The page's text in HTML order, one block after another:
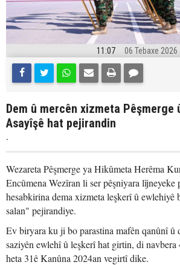
11:07 06 Tebaxe 2026
Dem û mercên xizmeta Pêşmerge
Asayîşê hat pejirandin
.
Wezareta Pêşmerge ya Hikûmeta Herêma
Encûmena Wezîran li ser pêşniyara lîjneyeke
hesabkirina dema xizmeta leşkerî û ewlehiyê
salan" pejirandiye.
Ev biryara ku ji bo parastina mafên qanûnî û
saziyên ewlehî û leşkerî hat girtin, di navbera
heta 31ê Kanûna 2024an vegirtî dike.